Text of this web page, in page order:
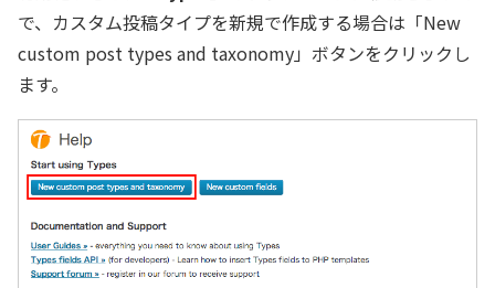
で、カスタム投稿タイプを新規で作成する場合は「New
custom post types and taxonomy」ボタンをクリックし
ます。